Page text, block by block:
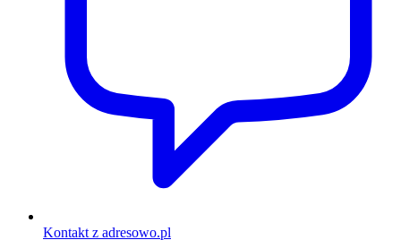
Kontakt z adresowo.pl